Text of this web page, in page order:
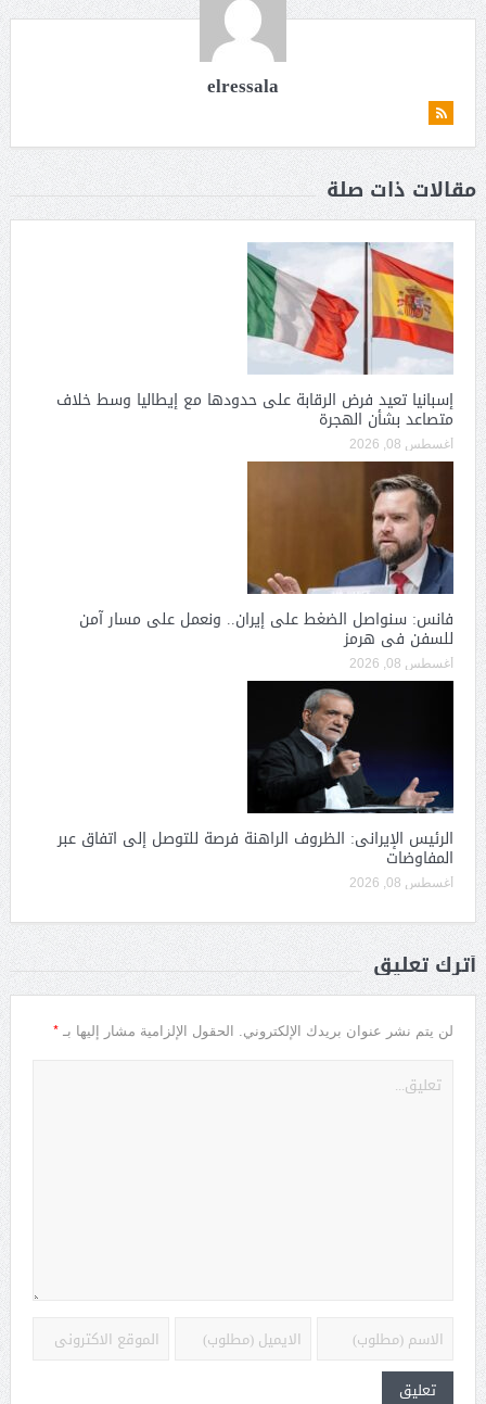
elressala
مقالات ذات صلة
إسبانيا تعيد فرض الرقابة على حدودها مع إيطاليا وسط خلاف
متصاعد بشأن الهجرة
أغسطس 08, 2026
فانس: سنواصل الضغط على إيران.. ونعمل على مسار آمن
للسفن فى هرمز
أغسطس 08, 2026
الرئيس الإيرانى: الظروف الراهنة فرصة للتوصل إلى اتفاق عبر
المفاوضات
أغسطس 08, 2026
أترك تعليق
لن يتم نشر عنوان بريدك الإلكتروني. الحقول الإلزامية مشار إليها بـ *